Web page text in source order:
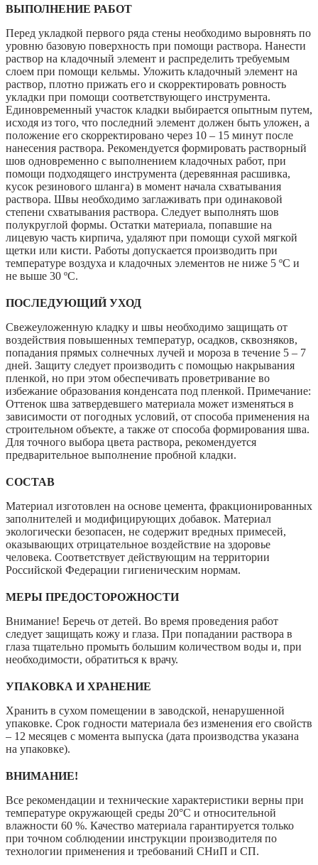
ВЫПОЛНЕНИЕ РАБОТ
Перед укладкой первого ряда стены необходимо выровнять по
уровню базовую поверхность при помощи раствора. Нанести
раствор на кладочный элемент и распределить требуемым
слоем при помощи кельмы. Уложить кладочный элемент на
раствор, плотно прижать его и скорректировать ровность
укладки при помощи соответствующего инструмента.
Единовременный участок кладки выбирается опытным путем,
исходя из того, что последний элемент должен быть уложен, а
положение его скорректировано через 10 – 15 минут после
нанесения раствора. Рекомендуется формировать растворный
шов одновременно с выполнением кладочных работ, при
помощи подходящего инструмента (деревянная расшивка,
кусок резинового шланга) в момент начала схватывания
раствора. Швы необходимо заглаживать при одинаковой
степени схватывания раствора. Следует выполнять шов
полукруглой формы. Остатки материала, попавшие на
лицевую часть кирпича, удаляют при помощи сухой мягкой
щетки или кисти. Работы допускается производить при
температуре воздуха и кладочных элементов не ниже 5 ºС и
не выше 30 ºС.
ПОСЛЕДУЮЩИЙ УХОД
Свежеуложенную кладку и швы необходимо защищать от
воздействия повышенных температур, осадков, сквозняков,
попадания прямых солнечных лучей и мороза в течение 5 – 7
дней. Защиту следует производить с помощью накрывания
пленкой, но при этом обеспечивать проветривание во
избежание образования конденсата под пленкой. Примечание:
Оттенок шва затвердевшего материала может изменяться в
зависимости от погодных условий, от способа применения на
строительном объекте, а также от способа формирования шва.
Для точного выбора цвета раствора, рекомендуется
предварительное выполнение пробной кладки.
СОСТАВ
Материал изготовлен на основе цемента, фракционированных
заполнителей и модифицирующих добавок. Материал
экологически безопасен, не содержит вредных примесей,
оказывающих отрицательное воздействие на здоровье
человека. Соответствует действующим на территории
Российской Федерации гигиеническим нормам.
МЕРЫ ПРЕДОСТОРОЖНОСТИ
Внимание! Беречь от детей. Во время проведения работ
следует защищать кожу и глаза. При попадании раствора в
глаза тщательно промыть большим количеством воды и, при
необходимости, обратиться к врачу.
УПАКОВКА И ХРАНЕНИЕ
Хранить в сухом помещении в заводской, ненарушенной
упаковке. Срок годности материала без изменения его свойств
– 12 месяцев с момента выпуска (дата производства указана
на упаковке).
ВНИМАНИЕ!
Все рекомендации и технические характеристики верны при
температуре окружающей среды 20°С и относительной
влажности 60 %. Качество материала гарантируется только
при точном соблюдении инструкции производителя по
технологии применения и требований СНиП и СП.